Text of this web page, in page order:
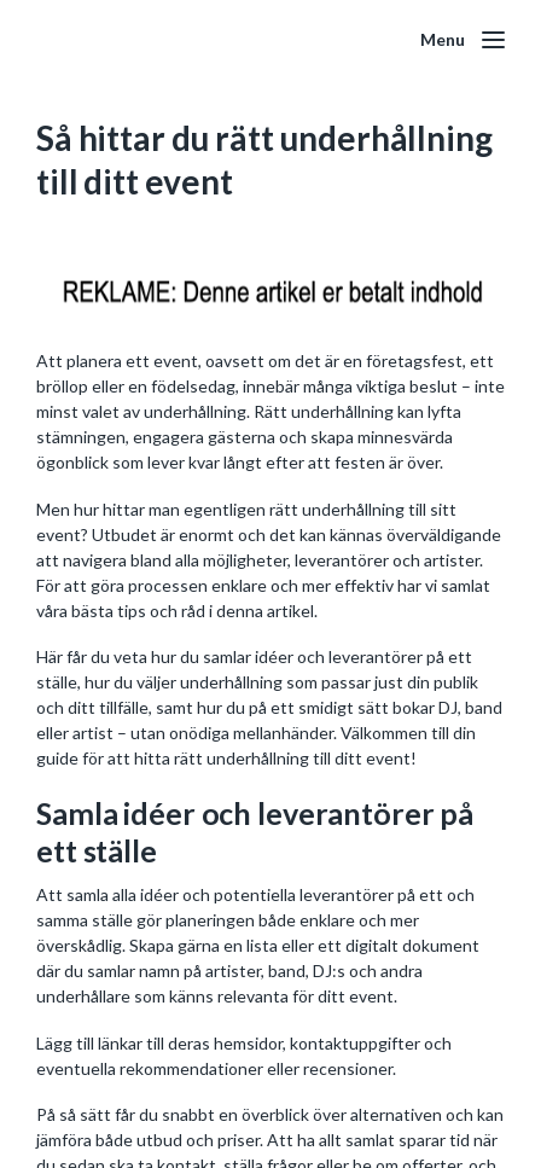
Menu
Så hittar du rätt underhållning
till ditt event
Att planera ett event, oavsett om det är en företagsfest, ett
bröllop eller en födelsedag, innebär många viktiga beslut – inte
minst valet av underhållning. Rätt underhållning kan lyfta
stämningen, engagera gästerna och skapa minnesvärda
ögonblick som lever kvar långt efter att festen är över.
Men hur hittar man egentligen rätt underhållning till sitt
event? Utbudet är enormt och det kan kännas överväldigande
att navigera bland alla möjligheter, leverantörer och artister.
För att göra processen enklare och mer effektiv har vi samlat
våra bästa tips och råd i denna artikel.
Här får du veta hur du samlar idéer och leverantörer på ett
ställe, hur du väljer underhållning som passar just din publik
och ditt tillfälle, samt hur du på ett smidigt sätt bokar DJ, band
eller artist – utan onödiga mellanhänder. Välkommen till din
guide för att hitta rätt underhållning till ditt event!
Samla idéer och leverantörer på
ett ställe
Att samla alla idéer och potentiella leverantörer på ett och
samma ställe gör planeringen både enklare och mer
överskådlig. Skapa gärna en lista eller ett digitalt dokument
där du samlar namn på artister, band, DJ:s och andra
underhållare som känns relevanta för ditt event.
Lägg till länkar till deras hemsidor, kontaktuppgifter och
eventuella rekommendationer eller recensioner.
På så sätt får du snabbt en överblick över alternativen och kan
jämföra både utbud och priser. Att ha allt samlat sparar tid när